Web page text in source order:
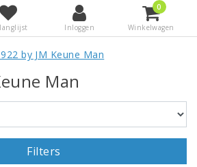
Inloggen
0
Winkelwagen
by JM Keune Man
Man
Filters